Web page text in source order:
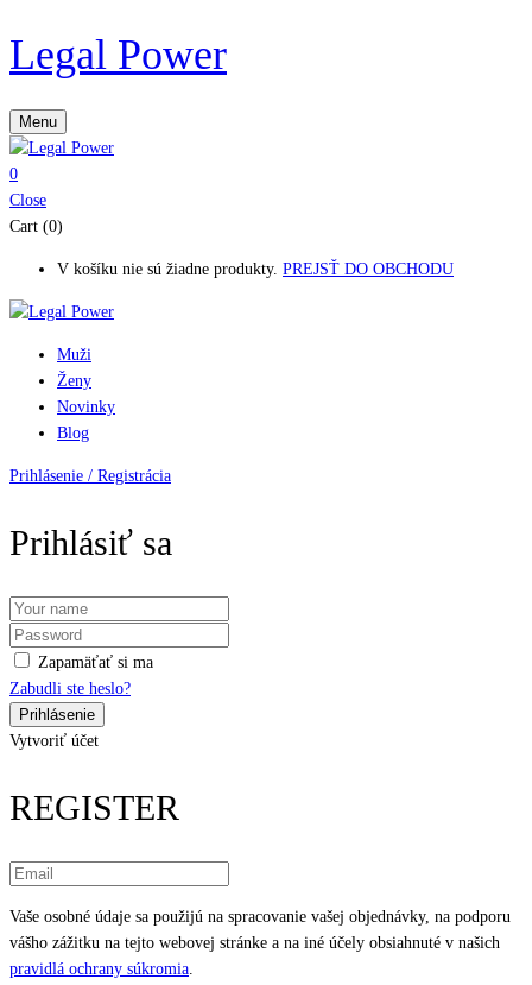
Legal Power
Menu
0
Close
Cart (0)
V košíku nie sú žiadne produkty. PREJSŤ DO OBCHODU
Muži
Ženy
Novinky
Blog
Prihlásenie / Registrácia
Prihlásiť sa
Zapamäťať si ma
Zabudli ste heslo?
Vytvoriť účet
REGISTER
Vaše osobné údaje sa použijú na spracovanie vašej objednávky, na podporu
vášho zážitku na tejto webovej stránke a na iné účely obsiahnuté v našich
pravidlá ochrany súkromia